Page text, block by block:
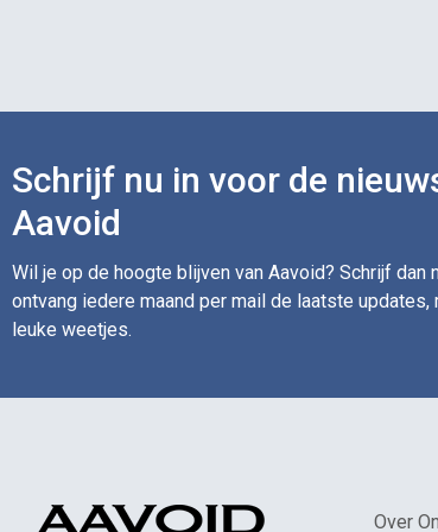
Schrijf nu in voor de
Aavoid
Wil je op de hoogte blijven van Aavoid? Schrijf dan
ontvang iedere maand per mail de laatste
leuke weetjes.
Over